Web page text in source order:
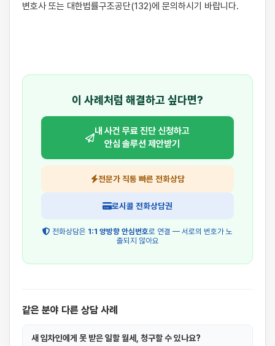
변호사 또는 대한법률구조공단(132)에 문의하시기 바랍니다.
이 사례처럼 해결하고 싶다면?
내 사건 무료 진단 신청하고
안심 솔루션 제안받기
전문가 직통 빠른 전화상담
로시콜 전화상담권
전화상담은 1:1 양방향 안심번호로 연결 — 서로의 번호가 노
출되지 않아요
같은 분야 다른 상담 사례
새 임차인에게 못 받은 일할 월세, 청구할 수 있나요?